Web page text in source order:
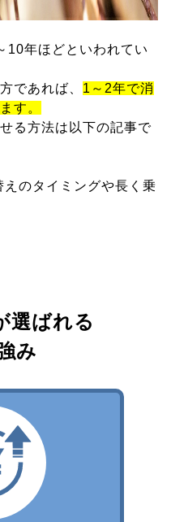
10年ほどといわれてい
であれば、 1～2年で消
す。
る方法は以下の記事で
のタイミングや長く乗
選ばれる
み